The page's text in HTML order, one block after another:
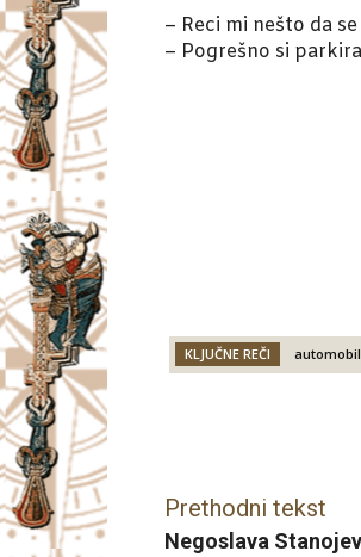
– Reci mi nešto da
– Pogrešno si
KLJUČNE REČI automobil
Prethodni tekst
Negoslava